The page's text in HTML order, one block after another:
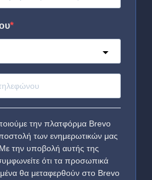
την πλατφόρμα Brevo
των ενημερωτικών μας
την υποβολή αυτής της
ότι τα προσωπικά
θα μεταφερθούν στο Brevo